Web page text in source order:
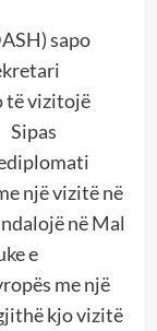
sapo
të vizitojë
Sipas
një vizitë në
në Mal
e
me një
kjo vizitë